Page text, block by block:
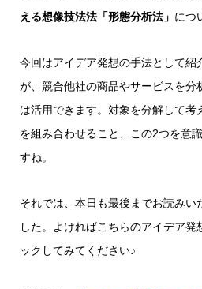
える想像技法法「形態分析法」 につ
今回はアイデア発想の手法として紹
が、競合他社の商品やサービスを分
は活用できます。対象を分解して考
を組み合わせること、この2つを意
すね。
それでは、本日も最後までお読みい
した。よければこちらのアイデア発
ックしてみてください♪